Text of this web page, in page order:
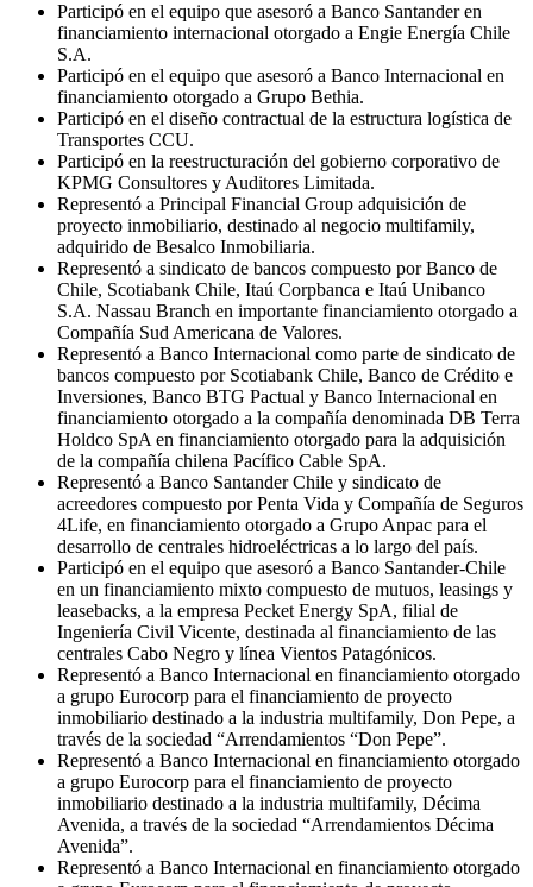
Participó en el equipo que asesoró a Banco Santander en
financiamiento internacional otorgado a Engie Energía Chile
S.A.
Participó en el equipo que asesoró a Banco Internacional en
financiamiento otorgado a Grupo Bethia.
Participó en el diseño contractual de la estructura logística de
Transportes CCU.
Participó en la reestructuración del gobierno corporativo de
KPMG Consultores y Auditores Limitada.
Representó a Principal Financial Group adquisición de
proyecto inmobiliario, destinado al negocio multifamily,
adquirido de Besalco Inmobiliaria.
Representó a sindicato de bancos compuesto por Banco de
Chile, Scotiabank Chile, Itaú Corpbanca e Itaú Unibanco
S.A. Nassau Branch en importante financiamiento otorgado a
Compañía Sud Americana de Valores.
Representó a Banco Internacional como parte de sindicato de
bancos compuesto por Scotiabank Chile, Banco de Crédito e
Inversiones, Banco BTG Pactual y Banco Internacional en
financiamiento otorgado a la compañía denominada DB Terra
Holdco SpA en financiamiento otorgado para la adquisición
de la compañía chilena Pacífico Cable SpA.
Representó a Banco Santander Chile y sindicato de
acreedores compuesto por Penta Vida y Compañía de Seguros
4Life, en financiamiento otorgado a Grupo Anpac para el
desarrollo de centrales hidroeléctricas a lo largo del país.
Participó en el equipo que asesoró a Banco Santander-Chile
en un financiamiento mixto compuesto de mutuos, leasings y
leasebacks, a la empresa Pecket Energy SpA, filial de
Ingeniería Civil Vicente, destinada al financiamiento de las
centrales Cabo Negro y línea Vientos Patagónicos.
Representó a Banco Internacional en financiamiento otorgado
a grupo Eurocorp para el financiamiento de proyecto
inmobiliario destinado a la industria multifamily, Don Pepe, a
través de la sociedad “Arrendamientos “Don Pepe”.
Representó a Banco Internacional en financiamiento otorgado
a grupo Eurocorp para el financiamiento de proyecto
inmobiliario destinado a la industria multifamily, Décima
Avenida, a través de la sociedad “Arrendamientos Décima
Avenida”.
Representó a Banco Internacional en financiamiento otorgado